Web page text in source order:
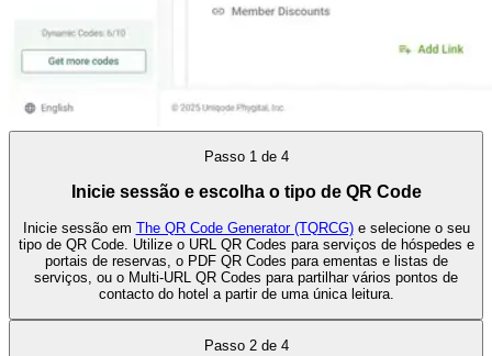
Passo 1 de 4
Inicie sessão e escolha o tipo de QR Code
Inicie sessão em The QR Code Generator (TQRCG)e selecione o seu
tipo de QR Code. Utilize o URL QR Codes para serviços de hóspedes e
portais de reservas, o PDF QR Codes para ementas e listas de
serviços, ou o Multi-URL QR Codes para partilhar vários pontos de
contacto do hotel a partir de uma única leitura.
Passo 2 de 4